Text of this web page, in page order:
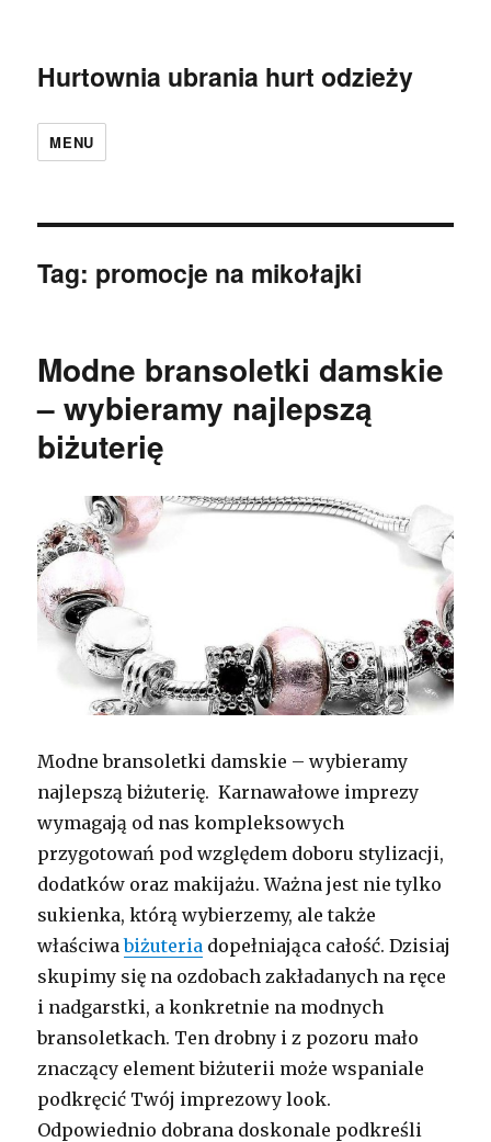
Hurtownia ubrania hurt odzieży
MENU
Tag: promocje na mikołajki
Modne bransoletki damskie
– wybieramy najlepszą
biżuterię
Modne bransoletki damskie – wybieramy
najlepszą biżuterię. Karnawałowe imprezy
wymagają od nas kompleksowych
przygotowań pod względem doboru stylizacji,
dodatków oraz makijażu. Ważna jest nie tylko
sukienka, którą wybierzemy, ale także
właściwabiżuteria dopełniająca całość. Dzisiaj
skupimy się na ozdobach zakładanych na ręce
i nadgarstki, a konkretnie na modnych
bransoletkach. Ten drobny i z pozoru mało
znaczący element biżuterii może wspaniale
podkręcić Twój imprezowy look.
Odpowiednio dobrana doskonale podkreśli